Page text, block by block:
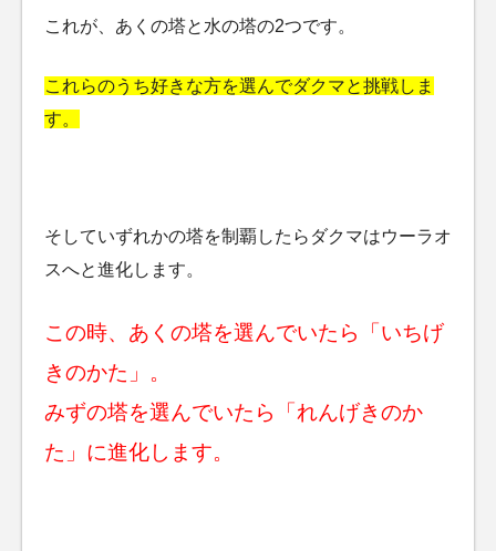
これが、あくの塔と水の塔の2つです。
これらのうち好きな方を選んでダクマと挑戦しま
す。
そしていずれかの塔を制覇したらダクマはウーラオ
スへと進化します。
この時、あくの塔を選んでいたら「いちげ
きのかた」。
みずの塔を選んでいたら「れんげきのか
た」に進化します。